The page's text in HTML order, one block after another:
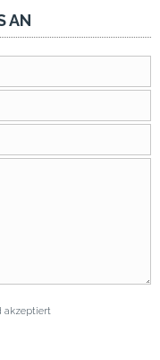
AN
akzeptiert